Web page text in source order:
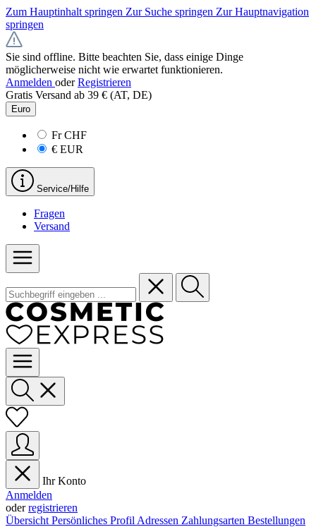
Zum Hauptinhalt springen Zur Suche springen Zur Hauptnavigation
springen
Sie sind offline. Bitte beachten Sie, dass einige Dinge
möglicherweise nicht wie erwartet funktionieren.
Anmelden oder Registrieren
Gratis Versand ab 39 € (AT, DE)
Euro
FrCHF
€ EUR
Service/Hilfe
Fragen
Versand
Ihr Konto
Anmelden
oderregistrieren
Übersicht Persönliches Profil Adressen Zahlungsarten Bestellungen